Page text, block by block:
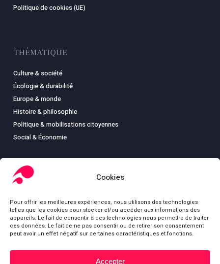
Cookies
Pour offrir les meilleures expériences, nous utilisons des technologies
telles que les cookies pour stocker et/ou accéder aux informations des
appareils. Le fait de consentir à ces technologies nous permettra de traiter
ces données. Le fait de ne pas consentir ou de retirer son consentement
peut avoir un effet négatif sur certaines caractéristiques et fonctions.
Accepter
Politique de cookies (UE)
THÉMATIQUE
Culture & société
Écologie & durabilité
Europe & monde
Histoire & philosophie
Politique & mobilisations citoyennes
Social & Économie
LIBRAIRIE
Boutique
Carte
Mon compte